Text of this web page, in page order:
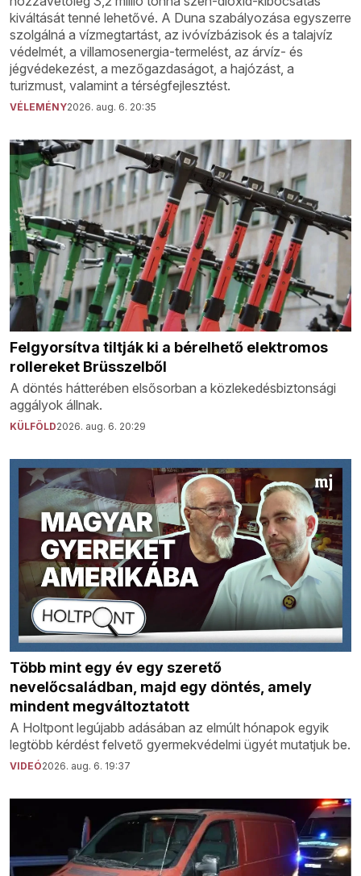
kiváltását tenné lehetővé. A Duna szabályozása egyszerre
szolgálná a vízmegtartást, az ivóvízbázisok és a talajvíz
védelmét, a villamosenergia-termelést, az árvíz- és
jégvédekezést, a mezőgazdaságot, a hajózást, a
turizmust, valamint a térségfejlesztést.
VÉLEMÉNY2026. aug. 6. 20:35
Felgyorsítva tiltják ki a bérelhető elektromos
rollereket Brüsszelből
A döntés hátterében elsősorban a közlekedésbiztonsági
aggályok állnak.
KÜLFÖLD2026. aug. 6. 20:29
Több mint egy év egy szerető
nevelőcsaládban, majd egy döntés, amely
mindent megváltoztatott
A Holtpont legújabb adásában az elmúlt hónapok egyik
legtöbb kérdést felvető gyermekvédelmi ügyét mutatjuk be.
VIDEÓ2026. aug. 6. 19:37